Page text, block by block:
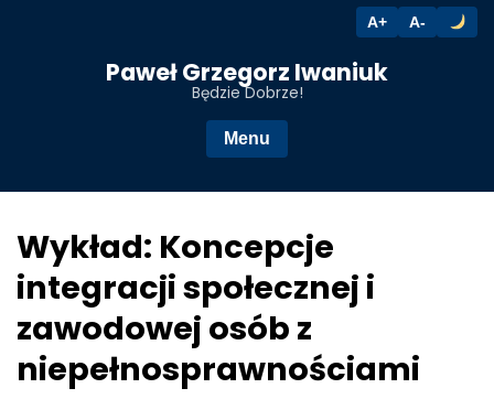
A+ A-
Paweł Grzegorz Iwaniuk
Będzie Dobrze!
Menu
Wykład: Koncepcje
integracji społecznej i
zawodowej osób z
niepełnosprawnościami